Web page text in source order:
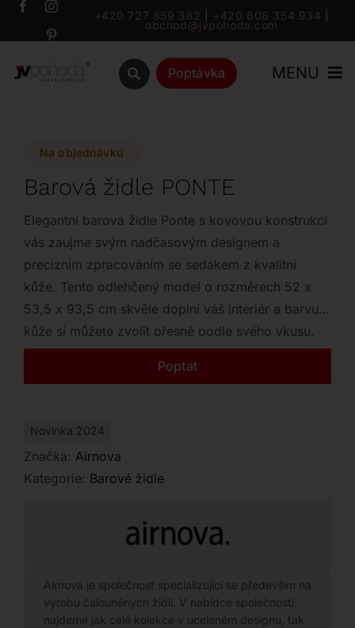
Přeskočit
+420 727 859 382 +420 606 354 934
obchod@jvpohoda.com
Poptávka MENU
Katalog
Značky
Outlet
Kontakt
Na objednávku
Barová židle PONTE
Elegantní barová židle Ponte s kovovou konstrukcí
vás zaujme svým nadčasovým designem a
precizním zpracováním se sedákem z kvalitní
kůže. Tento odlehčený model o rozměrech 52 x
53,5 x 93,5 cm skvěle doplní váš interiér a barvu
kůže si můžete zvolit přesně podle svého vkusu.
Poptat
Novinka 2024
Značka: Airnova
Kategorie: Barové židle
Airnova je společnost specializující se především na
výrobu čalouněných židlí. V nabídce společnosti
najdeme jak celé kolekce v uceleném designu, tak